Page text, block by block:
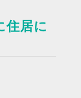
住居に